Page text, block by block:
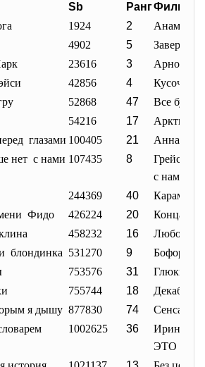
Sb РангФильм
1924 2
Анаморф
4902 5
Завершая
23616 3
Арнольдс
42856 4
Кусочки
52868 47
Все будет
54216 17
глазами 100405 21
Анна-
нет с нами 107435 8
Грейс
с нами
244369 40
Карамель
Фидо 426224 20
Конца и
458232 16
Любовь
блондинка 531270 9
Бофор
753576 31
Глюки
755744 18
я дышу 877830 74
Сенсация
1002625 36
Ирина
ЭТО